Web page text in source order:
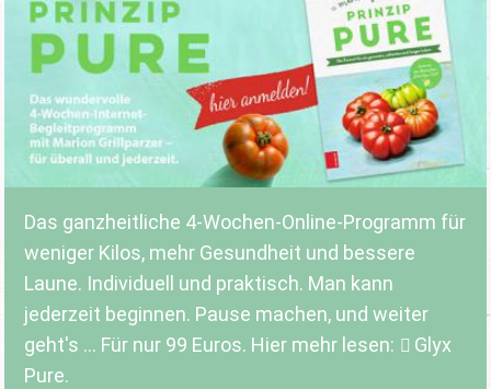
Das ganzheitliche 4-Wochen-Online-Programm für
weniger Kilos, mehr Gesundheit und bessere
Laune. Individuell und praktisch. Man kann
jederzeit beginnen. Pause machen, und weiter
geht's ... Für nur 99 Euros. Hier mehr lesen:
Glyx
Pure.